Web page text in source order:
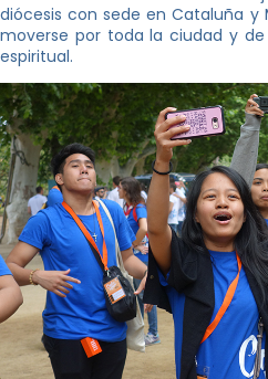
diócesis con sede en Cataluña y
moverse por toda la ciudad y
espiritual.